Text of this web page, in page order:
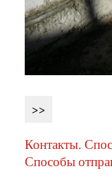
>>
Контакты.
Способы